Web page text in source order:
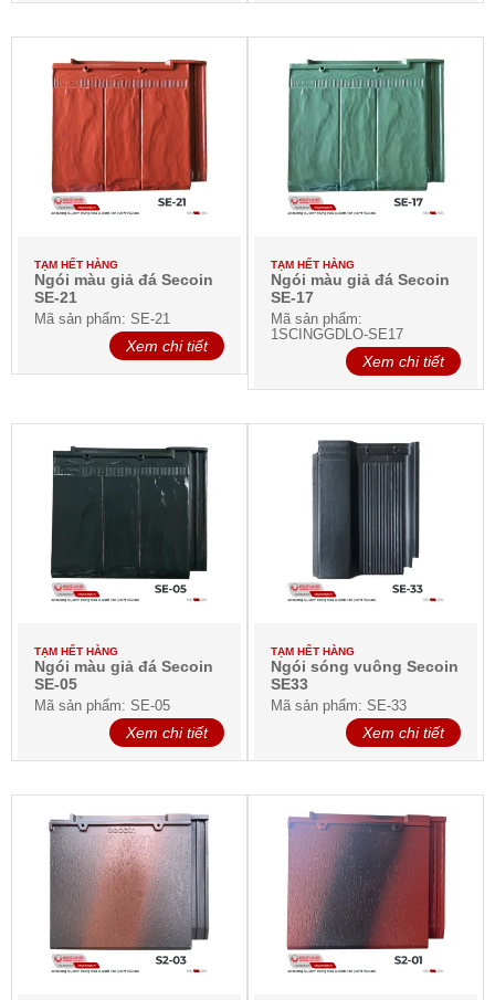
TẠM HẾT HÀNG
Ngói màu giả đá Secoin
SE-21
Mã sản phẩm: SE-21
Xem chi tiết
TẠM HẾT HÀNG
Ngói màu giả đá Secoin
SE-17
Mã sản phẩm:
1SCINGGDLO-SE17
Xem chi tiết
TẠM HẾT HÀNG
Ngói màu giả đá Secoin
SE-05
Mã sản phẩm: SE-05
Xem chi tiết
TẠM HẾT HÀNG
Ngói sóng vuông Secoin
SE33
Mã sản phẩm: SE-33
Xem chi tiết